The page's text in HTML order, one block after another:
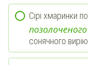
Сірі хмаринки
позолоченого
сонячного